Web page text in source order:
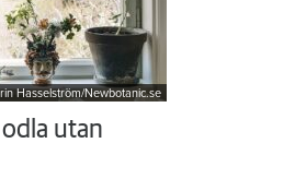
Hasselström/Newbotanic.se
utan